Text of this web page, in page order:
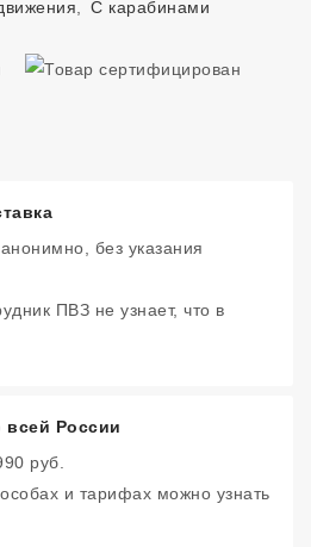
С карабинами
без указания
ПВЗ не узнает, что в
всей России
руб.
и тарифах можно узнать